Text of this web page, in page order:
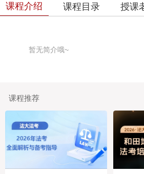
课程介绍 课程目录 授课
暂无简介哦~
课程推荐